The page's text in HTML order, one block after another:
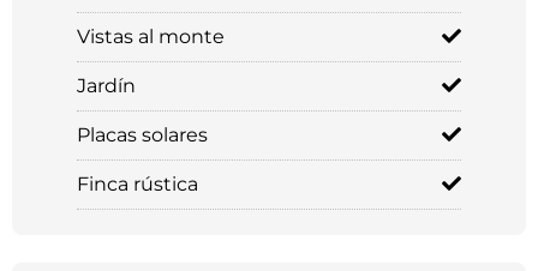
Vistas al monte
Jardín
Placas solares
Finca rústica